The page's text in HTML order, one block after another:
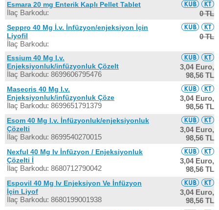
Esmara 20 mg Enterik Kaplı Pellet Tablet
İlaç Barkodu: 0 TL
Seppro 40 Mg İ.v. İnfüzyon/enjeksiyon İçin
Liyofil
İlaç Barkodu:
0 TL
Essium 40 Mg I.v.
Enjeksiyonluk/infüzyonluk Çözelt
İlaç Barkodu: 8699606795476
3,04 Euro,
98,56 TL
Masecris 40 Mg I.v.
Enjeksiyonluk/infüzyonluk Çöze
İlaç Barkodu: 8699651791379
3,04 Euro,
98,56 TL
Esom 40 Mg I.v. İnfüzyonluk/enjeksiyonluk
Çözelti
İlaç Barkodu: 8699540270015
3,04 Euro,
98,56 TL
Nexful 40 Mg Iv İnfüzyon / Enjeksiyonluk
Çözelti İ
İlaç Barkodu: 8680712790042
3,04 Euro,
98,56 TL
Espovil 40 Mg Iv Enjeksiyon Ve İnfüzyon
İçin Liyof
İlaç Barkodu: 8680199001938
3,04 Euro,
98,56 TL